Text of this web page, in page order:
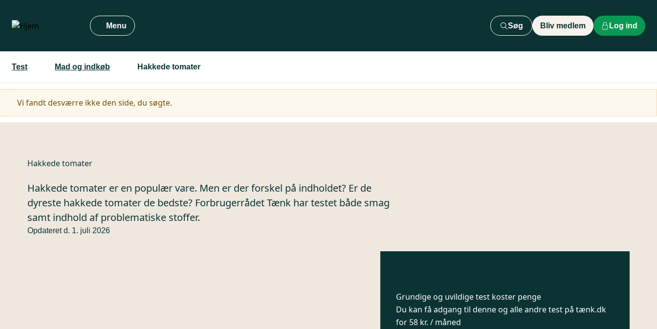
hovedindhold
Menu Søg Bliv medlem Log ind
Test Mad og indkøb Hakkede tomater
Advarselsmeddelelse
Vi fandt desværre ikke den side, du søgte.
Hakkede tomater
Hakkede tomater er en populær vare. Men er der forskel på indholdet? Er de
dyreste hakkede tomater de bedste? Forbrugerrådet Tænk har testet både smag
samt indhold af problematiske stoffer.
Opdateret d. 1. juli 2026
Grundige og uvildige test koster penge
Du kan få adgang til denne og alle andre test på tænk.dk
for 58 kr. / måned